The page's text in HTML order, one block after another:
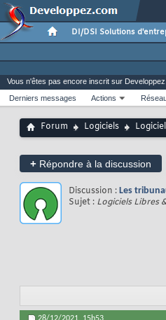
DI/DSI Solutions
Vous n'êtes pas encore inscrit sur
Derniers messages
Actions
Forum Logiciels
+ Répondre à la discussion
Discussion : Les
Sujet : Logiciels Libres